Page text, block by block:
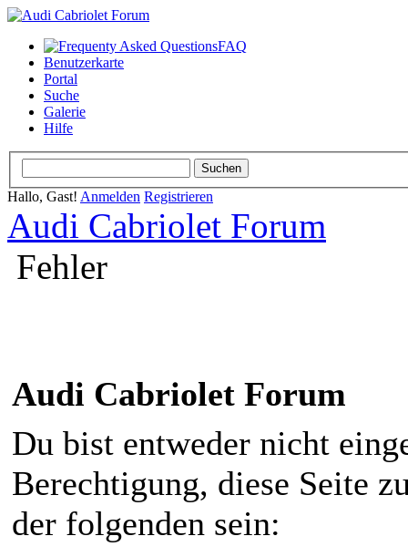
FAQ
Benutzerkarte
Portal
Suche
Galerie
Hilfe
Hallo, Gast! Anmelden Registrieren
Audi Cabriolet Forum
Fehler
Audi Cabriolet Forum
Du bist entweder nicht
Berechtigung, diese Seite
der folgenden sein: